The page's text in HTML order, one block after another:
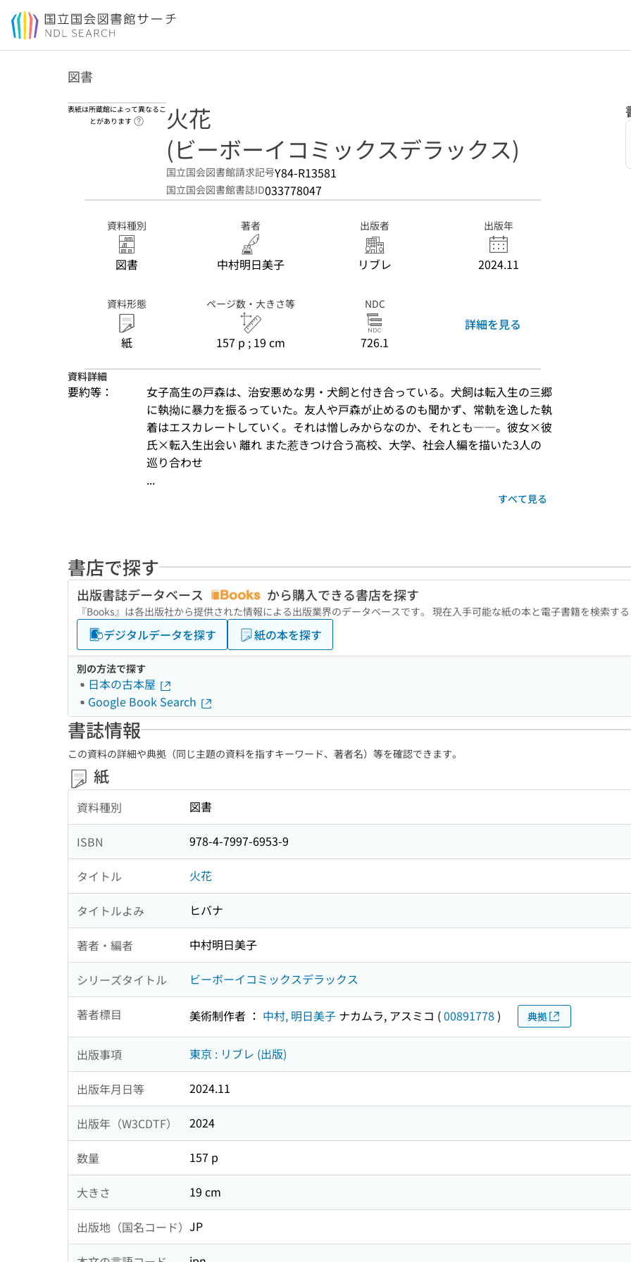
本文へ移動
図書
表紙は所蔵館によって異なるこ
とがあります
ヘルプページへのリンク
火花
(ビーボーイコミックスデラックス)
国立国会図書館請求記号Y84-R13581
国立国会図書館書誌ID033778047
資料種別
図書
著者
中村明日美子
出版者
リブレ
出版年
2024.11
資料形態
紙
ページ数・大きさ等
157 p ; 19 cm
NDC
726.1
詳細を見る
資料詳細
要約等：
女子高生の戸森は、治安悪めな男・犬飼と付き合っている。犬飼は転入生の三郷
に執拗に暴力を振るっていた。友人や戸森が止めるのも聞かず、常軌を逸した執
着はエスカレートしていく。それは憎しみからなのか、それとも――。彼女×彼
氏×転入生出会い 離れ また惹きつけ合う高校、大学、社会人編を描いた3人の
巡り合わせ
...
すべて見る
書店で探す
出版書誌データベース から購入できる書店を探す
『Books』は各出版社から提供された情報による出版業界のデータベースです。 現在入手可能な紙の本と電子書籍を検索する
デジタルデータを探す 紙の本を探す
別の方法で探す
日本の古本屋
Google Book Search
書誌情報
この資料の詳細や典拠（同じ主題の資料を指すキーワード、著者名）等を確認できます。
紙
資料種別 図書
ISBN 978-4-7997-6953-9
タイトル 火花
タイトルよみ ヒバナ
著者・編者 中村明日美子
シリーズタイトル ビーボーイコミックスデラックス
著者標目 美術制作者 ： 中村, 明日美子 ナカムラ, アスミコ (00891778 ) 典拠
出版事項 東京 : リブレ (出版)
出版年月日等 2024.11
出版年（W3CDTF） 2024
数量 157 p
大きさ 19 cm
出版地（国名コード） JP